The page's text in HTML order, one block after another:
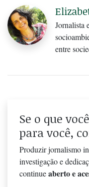
Jornalista
entre
Se o que
para você,
Produzir jornalismo
investigação e
continueaberto e